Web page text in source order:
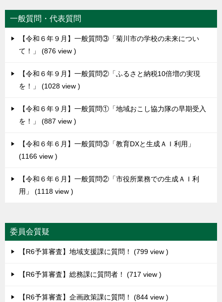
ョ
ン
一般質問・代表質問
【令和６年９月】一般質問③「菊川市の学校の未来につい
て！」
876 view
【令和６年９月】一般質問②「ふるさと納税10倍増の実現
を！」
1028 view
【令和６年９月】一般質問①「地域おこし協力隊の早期受入
を！」
887 view
【令和６年６月】一般質問③「教育DXと生成ＡＩ利用」
1166 view
【令和６年６月】一般質問②「市役所業務での生成ＡＩ利
用」
1118 view
委員会質疑
【R6予算審査】地域支援課に質問！ 799 view
【R6予算審査】総務課に質問者！ 717 view
【R6予算審査】企画政策課に質問！ 844 view